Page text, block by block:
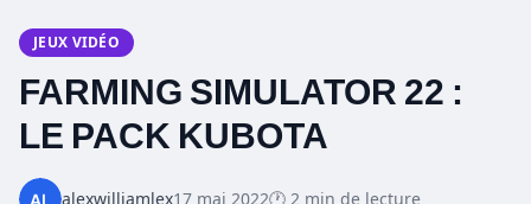
JEUX VIDÉO
FARMING SIMULATOR 22 :
LE PACK KUBOTA
alexwilliamlex17 mai 2022🕐 2 min de lecture